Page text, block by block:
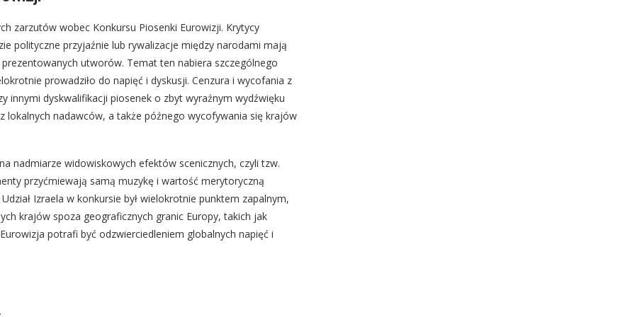
zarzutów wobec Konkursu Piosenki Eurowizji. Krytycy
polityczne przyjaźnie lub rywalizacje między narodami mają
utworów. Temat ten nabiera szczególnego
prowadziło do napięć i dyskusji. Cenzura i wycofania z
innymi dyskwalifikacji piosenek o zbyt wyraźnym wydźwięku
nadawców, a także późnego wycofywania się krajów
nadmiarze widowiskowych efektów scenicznych, czyli tzw.
przyćmiewają samą muzykę i wartość merytoryczną
Izraela w konkursie był wielokrotnie punktem zapalnym,
krajów spoza geograficznych granic Europy, takich jak
potrafi być odzwierciedleniem globalnych napięć i